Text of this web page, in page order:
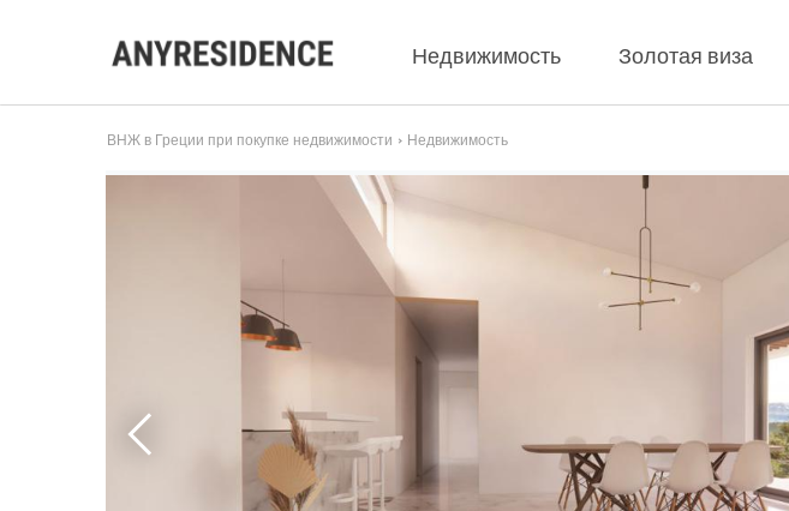
Недвижимость Золотая виза
ВНЖ в Греции при покупке недвижимости Недвижимость